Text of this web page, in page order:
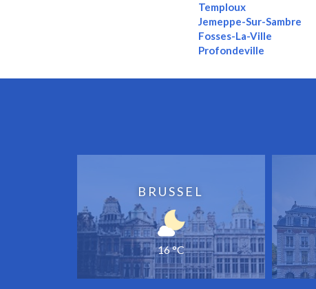
Temploux
Jemeppe-Sur-Sambre
Fosses-La-Ville
Profondeville
BRUSSEL
16 °C